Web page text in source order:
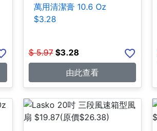
萬用清潔膏 10.6 Oz
$3.28
$ 5.97 $3.28
由此查看